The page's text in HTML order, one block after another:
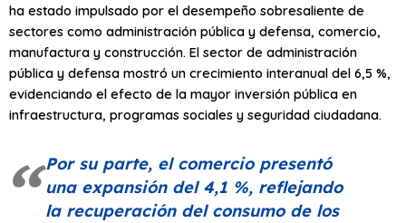
ha estado impulsado por el desempeño sobresaliente de
sectores como administración pública y defensa, comercio,
manufactura y construcción. El sector de administración
pública y defensa mostró un crecimiento interanual del 6,5 %,
evidenciando el efecto de la mayor inversión pública en
infraestructura, programas sociales y seguridad ciudadana.
Por su parte, el comercio presentó
una expansión del 4,1 %, reflejando
la recuperación del consumo de los